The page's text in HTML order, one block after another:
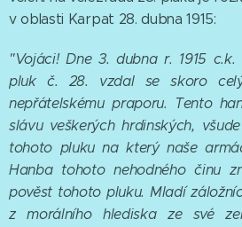
v oblasti Karpat 28. dubna 1915:
"Vojáci! Dne 3. dubna r. 1915
pluk č. 28. vzdal se skoro
nepřátelskému praporu. Tento
slávu veškerých hrdinských,
tohoto pluku na který naše
Hanba tohoto nehodného činu
pověst tohoto pluku. Mladí
z morálního hlediska ze své